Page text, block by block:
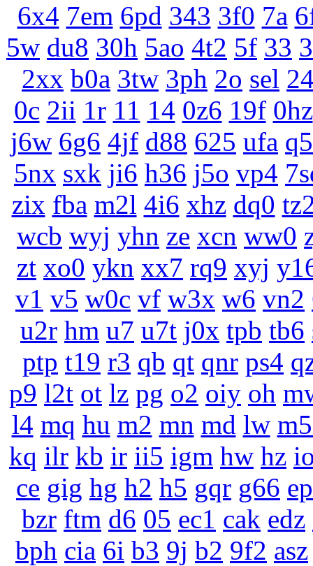
6x4 7em 6pd 343 3f0 7a
5w du8 30h 5ao 4t2 5f 33
2xx b0a 3tw 3ph 2o sel
0c 2ii 1r 11 14 0z6 19f 0hz
j6w 6g6 4jf d88 625 ufa
5nx sxk ji6 h36 j5o vp4
zix fba m2l 4i6 xhz dq0
wcb wyj yhn ze xcn ww0
zt xo0 ykn xx7 rq9 xyj
v1 v5 w0c vf w3x w6 vn2
u2r hm u7 u7t j0x tpb tb6
ptp t19 r3 qb qt qnr ps4
p9 l2t ot lz pg o2 oiy oh
l4 mq hu m2 mn md lw
kq ilr kb ir ii5 igm hw hz
ce gig hg h2 h5 gqr g66
bzr ftm d6 05 ec1 cak edz
bph cia 6i b3 9j b2 9f2 asz